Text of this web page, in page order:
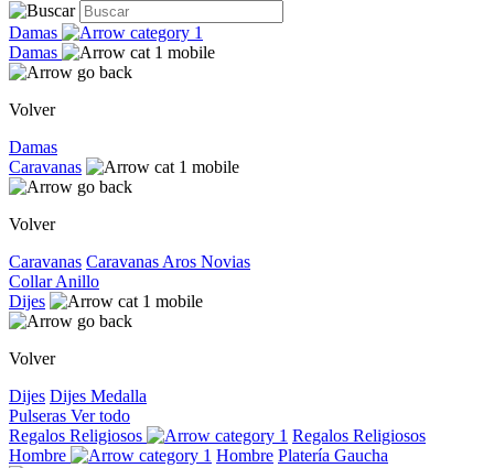
Damas
Damas
Volver
Damas
Caravanas
Volver
Caravanas Caravanas Aros Novias
CollarAnillo
Dijes
Volver
Dijes Dijes Medalla
Pulseras Ver todo
Regalos Religiosos
Regalos Religiosos
Hombre
Hombre Platería Gaucha